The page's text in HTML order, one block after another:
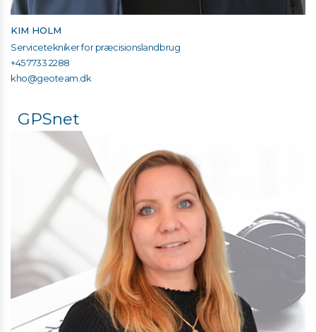
KIM HOLM
Servicetekniker for præcisionslandbrug
+45 7733 2288
kho@geoteam.dk
GPSnet